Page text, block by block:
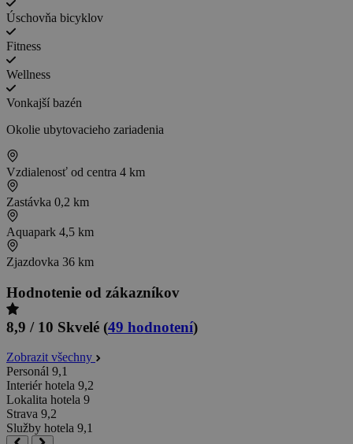
Úschovňa bicyklov
Fitness
Wellness
Vonkajší bazén
Okolie ubytovacieho zariadenia
Vzdialenosť od centra 4 km
Zastávka 0,2 km
Aquapark 4,5 km
Zjazdovka 36 km
Hodnotenie od zákazníkov
8,9 / 10 Skvelé (49 hodnotení)
Zobrazit všechny
Personál 9,1
Interiér hotela 9,2
Lokalita hotela 9
Strava 9,2
Služby hotela 9,1